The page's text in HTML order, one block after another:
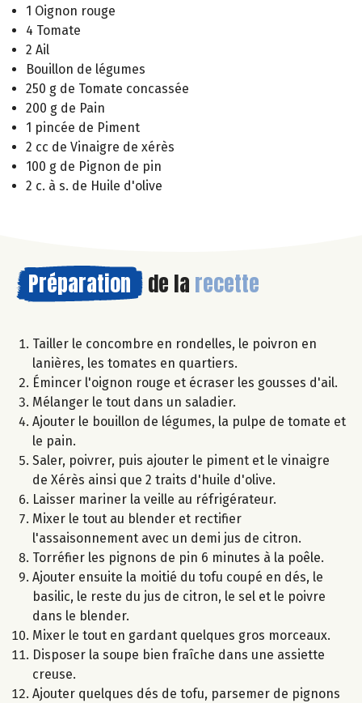
1 Oignon rouge
4 Tomate
2 Ail
Bouillon de légumes
250 g de Tomate concassée
200 g de Pain
1 pincée de Piment
2 cc de Vinaigre de xérès
100 g de Pignon de pin
2 c. à s. de Huile d'olive
Préparation de la recette
Tailler le concombre en rondelles, le poivron en
lanières, les tomates en quartiers.
Émincer l'oignon rouge et écraser les gousses d'ail.
Mélanger le tout dans un saladier.
Ajouter le bouillon de légumes, la pulpe de tomate et
le pain.
Saler, poivrer, puis ajouter le piment et le vinaigre
de Xérès ainsi que 2 traits d'huile d'olive.
Laisser mariner la veille au réfrigérateur.
Mixer le tout au blender et rectifier
l'assaisonnement avec un demi jus de citron.
Torréfier les pignons de pin 6 minutes à la poêle.
Ajouter ensuite la moitié du tofu coupé en dés, le
basilic, le reste du jus de citron, le sel et le poivre
dans le blender.
Mixer le tout en gardant quelques gros morceaux.
Disposer la soupe bien fraîche dans une assiette
creuse.
Ajouter quelques dés de tofu, parsemer de pignons